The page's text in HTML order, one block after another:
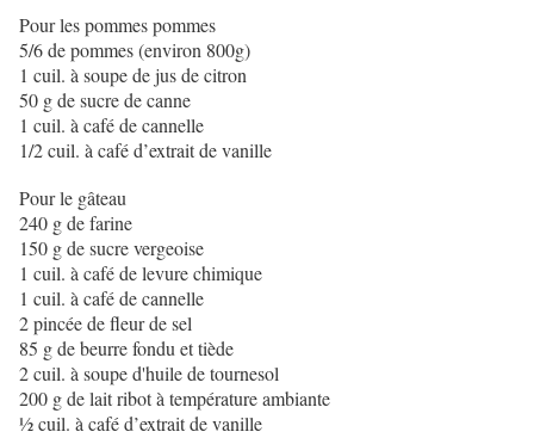
Pour les pommes pommes
5/6 de pommes (environ 800g)
1 cuil. à soupe de jus de citron
50 g de sucre de canne
1 cuil. à café de cannelle
1/2 cuil. à café d’extrait de vanille
Pour le gâteau
240 g de farine
150 g de sucre vergeoise
1 cuil. à café de levure chimique
1 cuil. à café de cannelle
2 pincée de fleur de sel
85 g de beurre fondu et tiède
2 cuil. à soupe d'huile de tournesol
200 g de lait ribot à température ambiante
½ cuil. à café d’extrait de vanille